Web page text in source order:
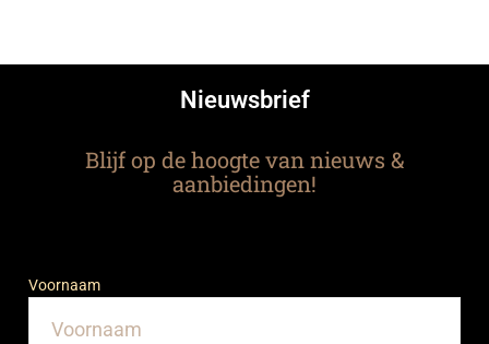
Nieuwsbrief
Blijf op de hoogte van nieuws &
aanbiedingen!
Voornaam